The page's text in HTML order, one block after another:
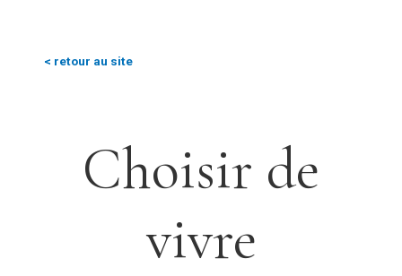
< retour au site
Choisir de
vivre